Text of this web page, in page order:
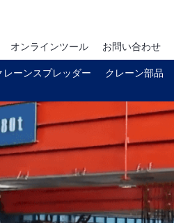
オンラインツール お問い合わせ
レーンスプレッダー クレーン部品